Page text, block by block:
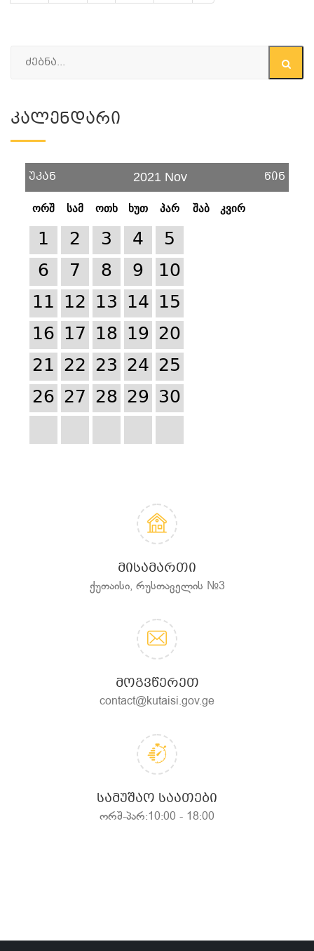
Კალენდარი
უკან 2021 Nov წინ
ორშ სამ ოთხ ხუთ პარ შაბ კვირ
1 2 3 4
5
6
7 8 9
10
11 12 13 14 15
16 17 18 19 20
21 22 23 24 25
26 27 28 29 30
ᲛᲘᲡᲐᲛᲐᲠᲗᲘ
ქუთაისი, რუსთაველის №3
ᲛᲝᲒᲕᲬᲔᲠᲔᲗ
contact@kutaisi.gov.ge
ᲡᲐᲛᲣᲨᲐᲝ ᲡᲐᲐᲗᲔᲑᲘ
ორშ-პარ:10:00 - 18:00